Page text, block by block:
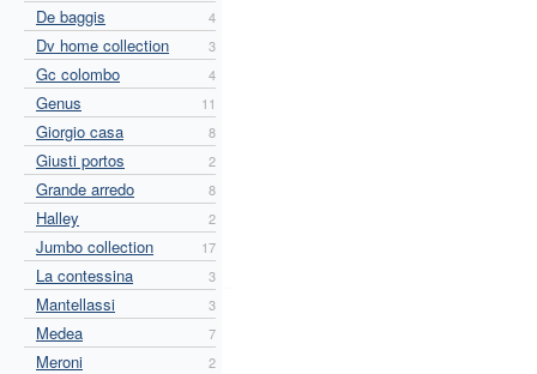
De baggis 4
Dv home collection 3
Gc colombo 4
Genus 11
Giorgio casa 8
Giusti portos 2
Grande arredo 8
Halley 2
Jumbo collection 17
La contessina 3
Mantellassi 3
Medea 7
Meroni 2